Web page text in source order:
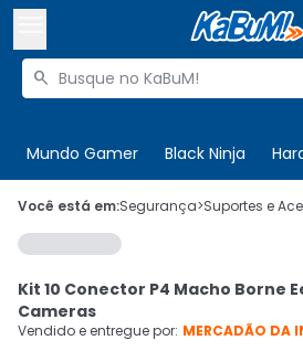
Buscar produtos

Mundo Gamer Black Ninja
 Olá. Acesse sua conta
 Departamentos
Cupons
CADASTRE-SE
Você está em:Segurança>Suportes e
Kit 10 Conector P4 Macho Borne
Cameras
Vendido e entregue por: MERCADÃO DA